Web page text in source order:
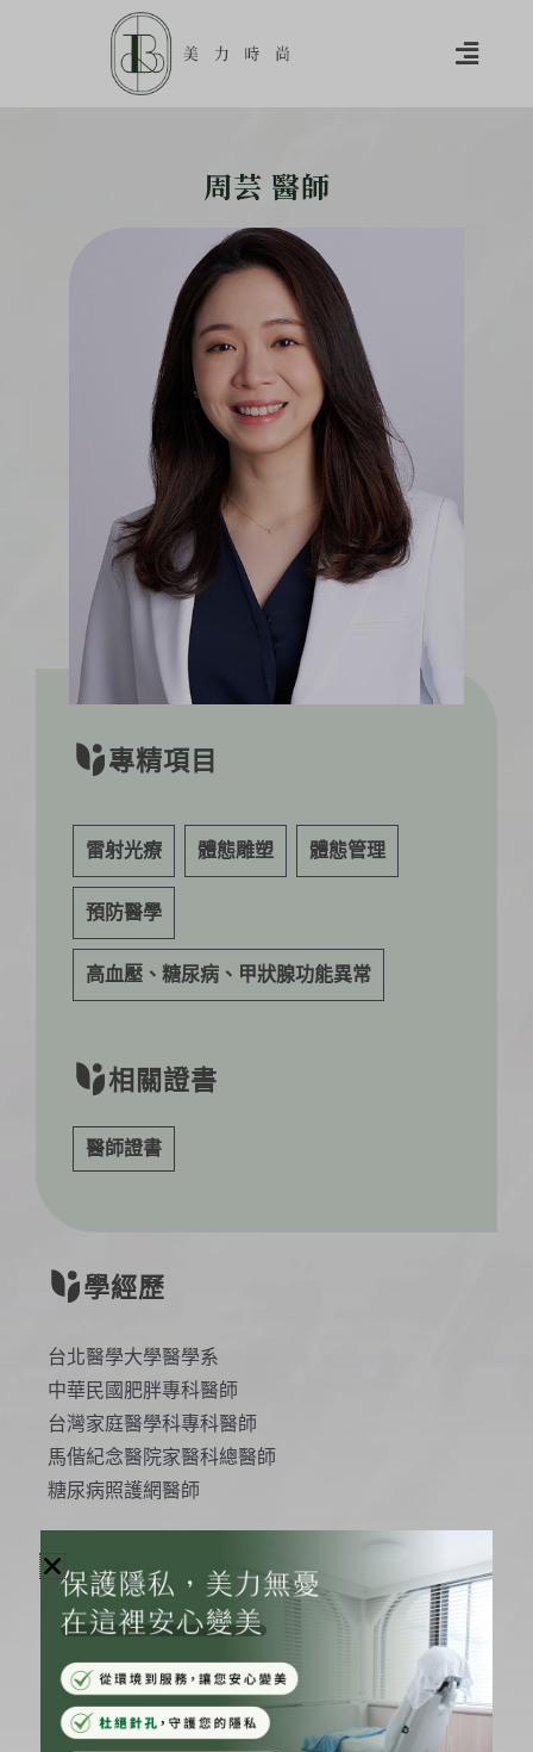
周芸 醫師
專精項目
雷射光療 體態雕塑 體態管理
預防醫學
高血壓、糖尿病、甲狀腺功能異常
相關證書
醫師證書
學經歷
台北醫學大學醫學系
中華民國肥胖專科醫師
台灣家庭醫學科專科醫師
馬偕紀念醫院家醫科總醫師
糖尿病照護網醫師
專精項目
雷射光療
體態雕塑
體重管理
預防醫學